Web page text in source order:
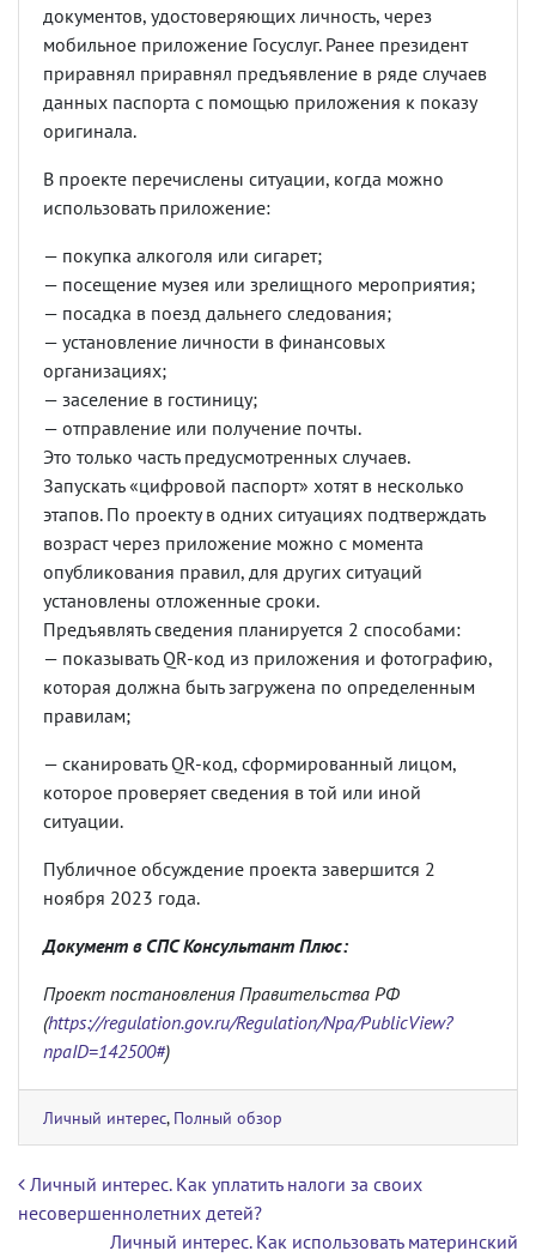
документов, удостоверяющих личность, через
мобильное приложение Госуслуг. Ранее президент
приравнял приравнял предъявление в ряде случаев
данных паспорта с помощью приложения к показу
оригинала.
В проекте перечислены ситуации, когда можно
использовать приложение:
— покупка алкоголя или сигарет;
— посещение музея или зрелищного мероприятия;
— посадка в поезд дальнего следования;
— установление личности в финансовых
организациях;
— заселение в гостиницу;
— отправление или получение почты.
Это только часть предусмотренных случаев.
Запускать «цифровой паспорт» хотят в несколько
этапов. По проекту в одних ситуациях подтверждать
возраст через приложение можно с момента
опубликования правил, для других ситуаций
установлены отложенные сроки.
Предъявлять сведения планируется 2 способами:
— показывать QR-код из приложения и фотографию,
которая должна быть загружена по определенным
правилам;
— сканировать QR-код, сформированный лицом,
которое проверяет сведения в той или иной
ситуации.
Публичное обсуждение проекта завершится 2
ноября 2023 года.
Документ в СПС Консультант Плюс:
Проект постановления Правительства РФ
(https://regulation.gov.ru/Regulation/Npa/PublicView?
npaID=142500#)
Личный интерес, Полный обзор
Навигация по записям
Личный интерес. Как уплатить налоги за своих
несовершеннолетних детей?
Личный интерес. Как использовать материнский